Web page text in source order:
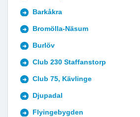
Barkåkra
Bromölla-Näsum
Burlöv
Club 230 Staffanstorp
Club 75, Kävlinge
Djupadal
Flyingebygden